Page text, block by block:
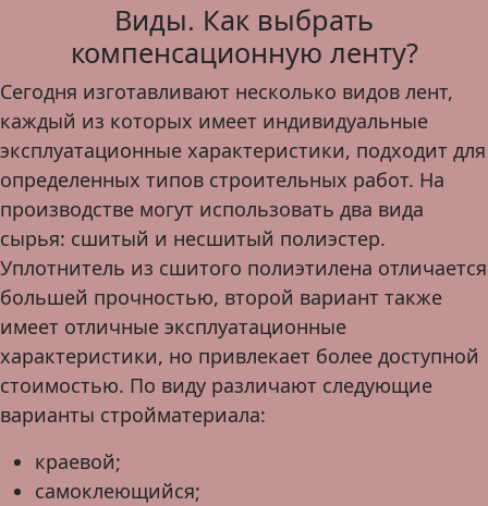
Виды. Как выбрать
компенсационную ленту?
Сегодня изготавливают несколько видов лент,
каждый из которых имеет индивидуальные
эксплуатационные характеристики, подходит для
определенных типов строительных работ. На
производстве могут использовать два вида
сырья: сшитый и несшитый полиэстер.
Уплотнитель из сшитого полиэтилена отличается
большей прочностью, второй вариант также
имеет отличные эксплуатационные
характеристики, но привлекает более доступной
стоимостью. По виду различают следующие
варианты стройматериала:
краевой;
самоклеющийся;